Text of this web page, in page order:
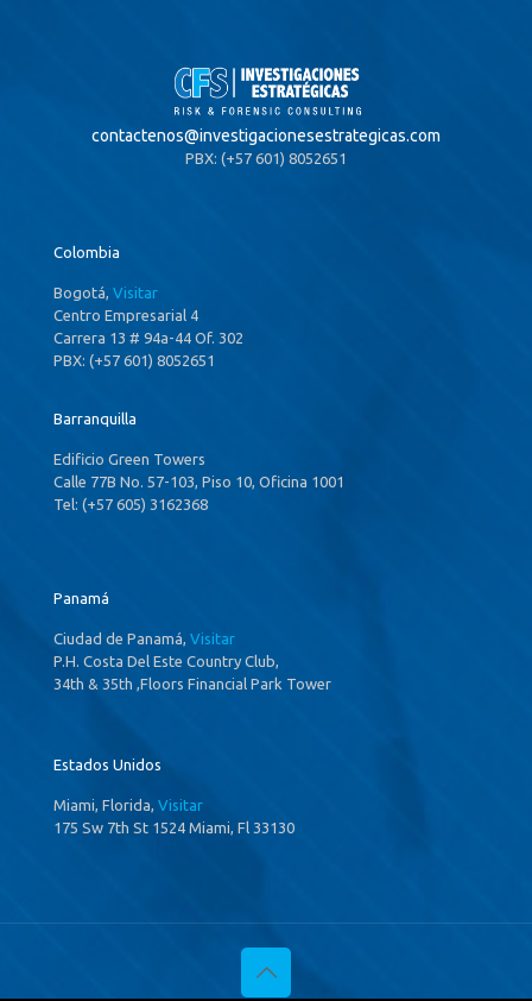
contactenos@investigacionesestrategicas.com
PBX: (+57 601) 8052651
Colombia
Bogotá, Visitar
Centro Empresarial 4
Carrera 13 # 94a-44 Of. 302
PBX: (+57 601) 8052651
Barranquilla
Edificio Green Towers
Calle 77B No. 57-103, Piso 10, Oficina 1001
Tel: (+57 605) 3162368
Panamá
Ciudad de Panamá, Visitar
P.H. Costa Del Este Country Club,
34th & 35th ,Floors Financial Park Tower
Estados Unidos
Miami, Florida, Visitar
175 Sw 7th St 1524 Miami, Fl 33130